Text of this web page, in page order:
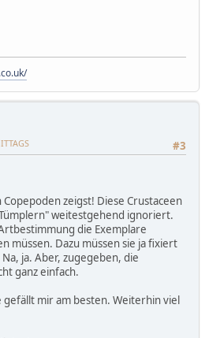
#3
zeigst! Diese Crustaceen
weitestgehend ignoriert.
die Exemplare
müssen. Dazu müssen sie ja fixiert
ja. Aber, zugegeben, die
ganz einfach.
gefällt mir am besten. Weiterhin viel